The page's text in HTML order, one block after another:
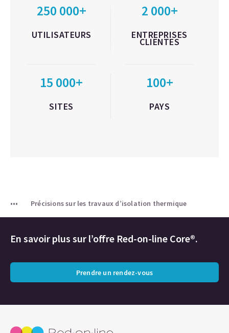
250 000+
UTILISATEURS
2 000+
ENTREPRISES
CLIENTES
15 000+
SITES
100+
PAYS
Précisions sur les travaux d’isolation thermique
En savoir plus sur l’offre Red-on-line Core®.
Prendre un rendez-vous